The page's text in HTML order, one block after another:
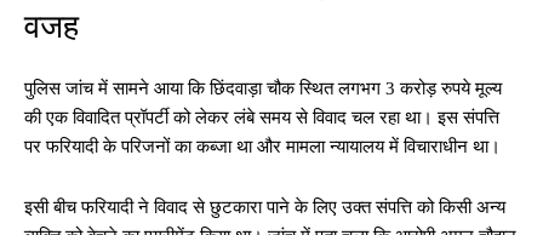
वजह
पुलिस जांच में सामने आया कि छिंदवाड़ा चौक स्थित लगभग 3 करोड़ रुपये मूल्य
की एक विवादित प्रॉपर्टी को लेकर लंबे समय से विवाद चल रहा था। इस संपत्ति
पर फरियादी के परिजनों का कब्जा था और मामला न्यायालय में विचाराधीन था।
इसी बीच फरियादी ने विवाद से छुटकारा पाने के लिए उक्त संपत्ति को किसी अन्य